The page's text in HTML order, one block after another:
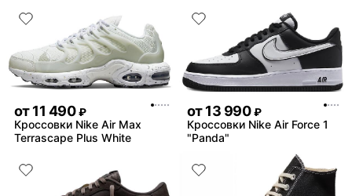
от11 490 ₽
Кроссовки Nike Air Max
Terrascape Plus White
от13 990 ₽
Кроссовки Nike Air Force 1
"Panda"